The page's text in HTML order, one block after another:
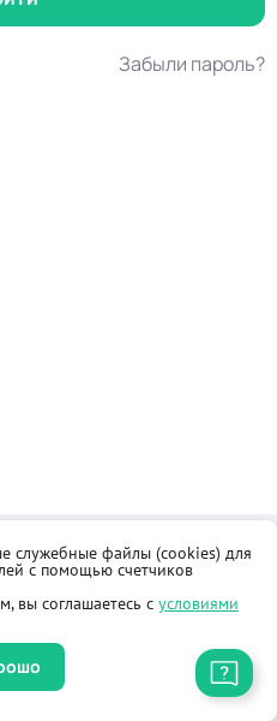
Забыли пароль?
приёмная
продажи товаров
служебные файлы (cookies) для
с помощью счетчиков
вы соглашаетесь с условиями